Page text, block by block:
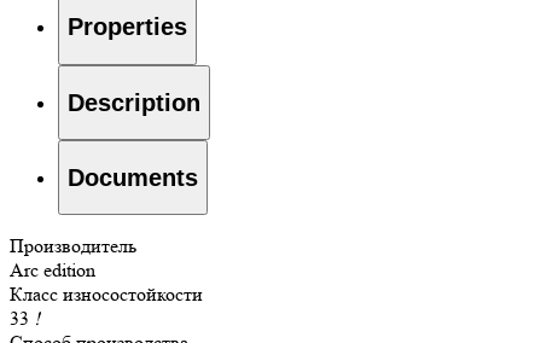
Properties
Description
Documents
Производитель
Arc edition
Класс износостойкости
33 !